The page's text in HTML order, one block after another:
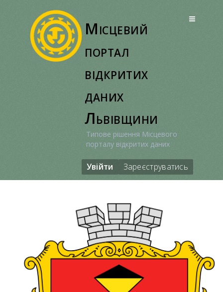
Місцевий
портал
відкритих
даних
Львівщини
Типове рішення Місцевого
порталу відкритих даних
Увійти Зареєструватись